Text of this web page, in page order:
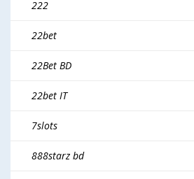
222
22bet
22Bet BD
22bet IT
7slots
888starz bd